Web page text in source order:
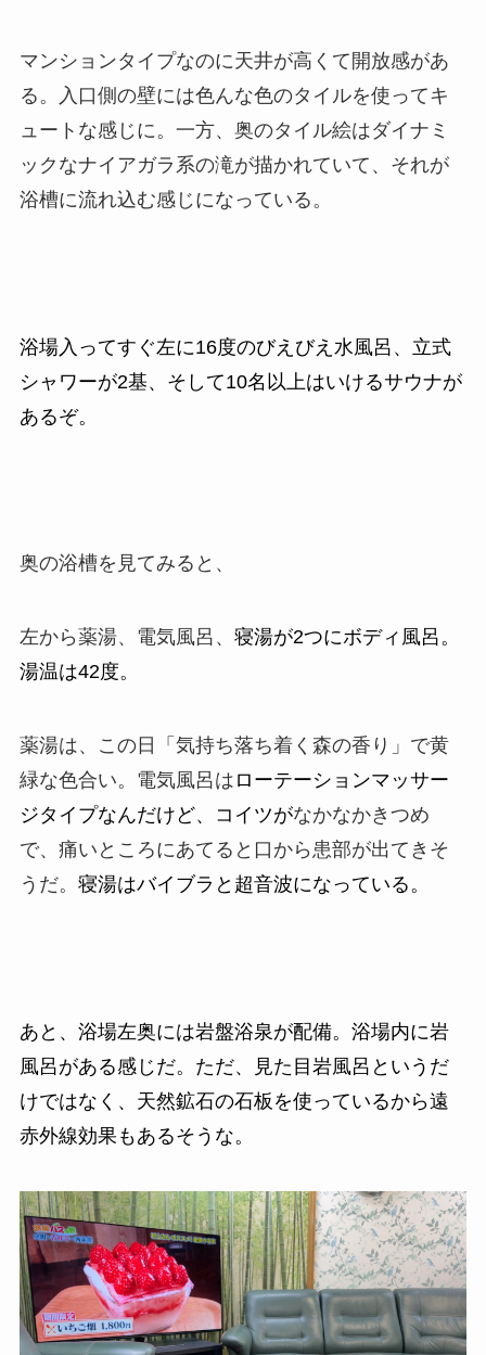
マンションタイプなのに天井が高くて開放感があ
る。入口側の壁には色んな色のタイルを使ってキ
ュートな感じに。一方、奥のタイル絵はダイナミ
ックなナイアガラ系の滝が描かれていて、それが
浴槽に流れ込む感じになっている。
浴場入ってすぐ左に16度のびえびえ水風呂、立式
シャワーが2基、そして10名以上はいけるサウナが
あるぞ。
奥の浴槽を見てみると、
左から薬湯、電気風呂、 寝湯が2つにボディ風呂。
湯温は42度。
薬湯は、この日「気持ち落ち着く森の香り」で黄
緑な色合い。 電気風呂は ローテーションマッサー
ジタイプなんだけど、コイツがなかなかきつめ
で、痛いところにあてると口から患部が出てきそ
うだ。 寝湯はバイブラと超音波になっている。
あと、浴場左奥には岩盤浴泉が配備。浴場内に岩
風呂がある感じだ。ただ、見た目岩風呂というだ
けではなく、天然鉱石の石板を使っているから遠
赤外線効果もあるそうな。